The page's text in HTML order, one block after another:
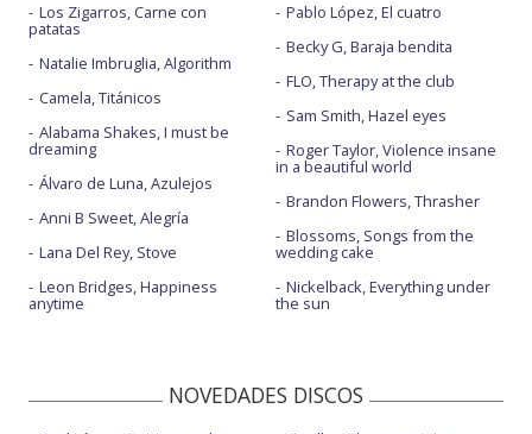
Los Zigarros, Carne con
patatas
Natalie Imbruglia, Algorithm
Camela, Titánicos
Alabama Shakes, I must be
dreaming
Álvaro de Luna, Azulejos
Anni B Sweet, Alegría
Lana Del Rey, Stove
Leon Bridges, Happiness
anytime
Pablo López, El cuatro
Becky G, Baraja bendita
FLO, Therapy at the club
Sam Smith, Hazel eyes
Roger Taylor, Violence insane
in a beautiful world
Brandon Flowers, Thrasher
Blossoms, Songs from the
wedding cake
Nickelback, Everything under
the sun
NOVEDADES DISCOS